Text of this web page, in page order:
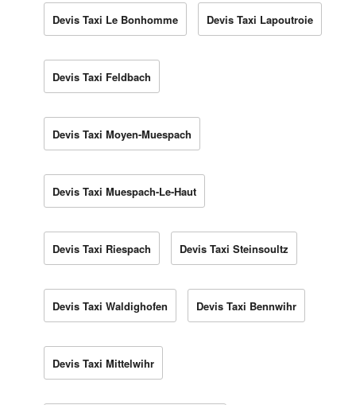
Devis Taxi Le Bonhomme Devis Taxi Lapoutroie
Devis Taxi Feldbach
Devis Taxi Moyen-Muespach
Devis Taxi Muespach-Le-Haut
Devis Taxi Riespach Devis Taxi Steinsoultz
Devis Taxi Waldighofen Devis Taxi Bennwihr
Devis Taxi Mittelwihr